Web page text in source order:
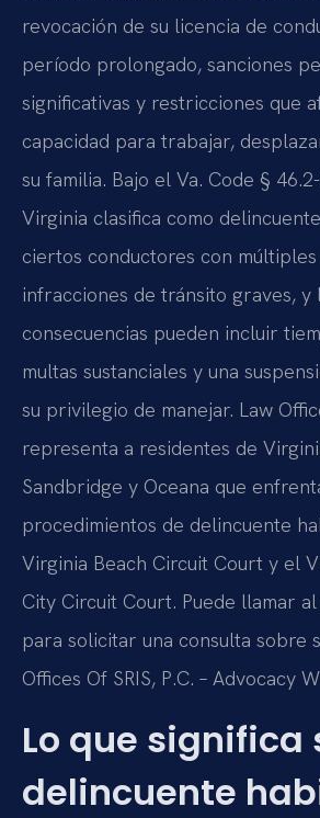
revocación de su licencia de
período prolongado, sanciones
significativas y restricciones que
capacidad para trabajar,
su familia. Bajo el Va. Code §
Virginia clasifica como
ciertos conductores con
infracciones de tránsito graves, y
consecuencias pueden incluir
multas sustanciales y una
su privilegio de manejar. Law
representa a residentes de
Sandbridge y Oceana que
procedimientos de delincuente
Virginia Beach Circuit Court y el
City Circuit Court. Puede llamar
para solicitar una consulta sobre
Offices Of SRIS, P.C. – Advocacy
Lo que significa
delincuente